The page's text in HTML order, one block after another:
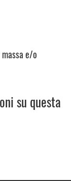
e/o
su questa